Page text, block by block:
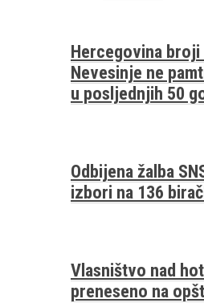
Hercegovina
Nevesinje ne
u posljednjih 50
Odbijena žalba
izbori na 136
Vlasništvo nad
preneseno na